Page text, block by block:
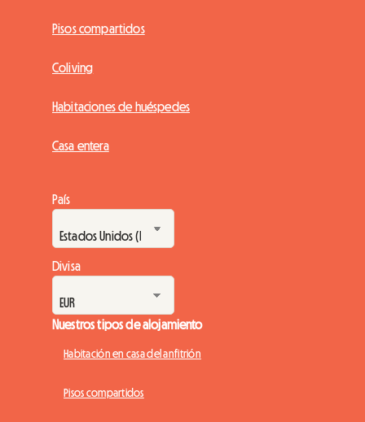
Pisos compartidos
Coliving
Habitaciones de huéspedes
Casa entera
País
Divisa
Nuestros tipos de alojamiento
Habitación en casa del anfitrión
Pisos compartidos